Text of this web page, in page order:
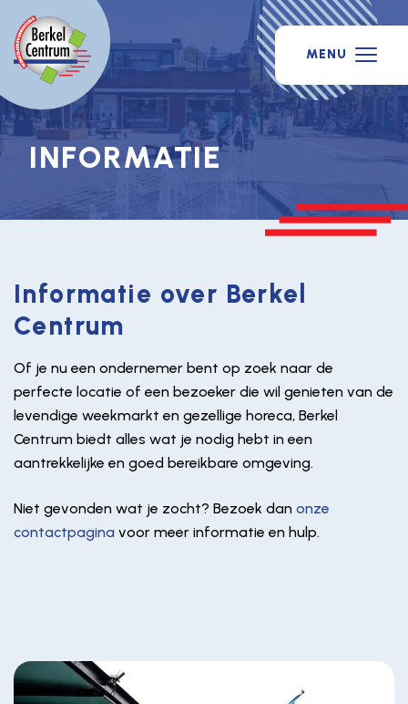
MENU
INFORMATIE
Informatie over Berkel
Centrum
Of je nu een ondernemer bent op zoek naar de
perfecte locatie of een bezoeker die wil genieten van de
levendige weekmarkt en gezellige horeca, Berkel
Centrum biedt alles wat je nodig hebt in een
aantrekkelijke en goed bereikbare omgeving.
Niet gevonden wat je zocht? Bezoek dan onze
contactpagina voor meer informatie en hulp.